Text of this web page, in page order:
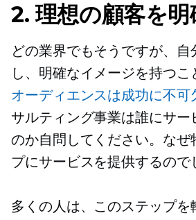
2. 理想の顧客を
どの業界でもそうですが、自
し、明確なイメージを持つこ
オーディエンスは成功に不可
サルティング事業は誰にサー
のか自問してください。なぜ
プにサービスを提供するので
多くの人は、このステップを